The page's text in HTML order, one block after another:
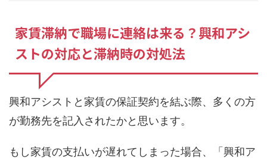
家賃滞納で職場に連絡は来る？興和アシ
ストの対応と滞納時の対処法
興和アシストと家賃の保証契約を結ぶ際、多くの方
が勤務先を記入されたかと思います。
もし家賃の支払いが遅れてしまった場合、「興和ア